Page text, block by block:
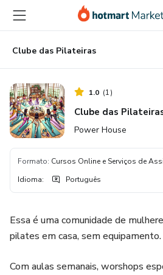
para
conteúdo
principal
para
pagamento
para
rodapé
Clube das Pilateiras
1.0 (1)
Clube das
Power House
Formato: Cursos Online e Serviços de
Idioma: Português
Essa é uma comunidade de
pilates em casa, sem equipamento.
Com aulas semanais, worshops